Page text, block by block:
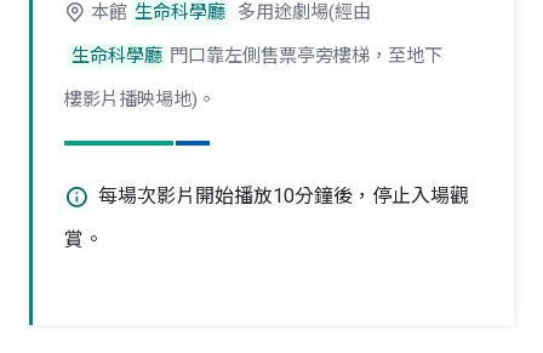
本館 生命科學廳
多用途劇場(經由
生命科學廳 門口靠左側售票亭旁樓梯，至地下
樓影片播映場地)。
每場次影片開始播放10分鐘後，停止入場觀
賞。